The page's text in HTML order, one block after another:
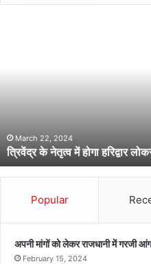
गा
ह
रि
लो
March 22, 2024
त्रिवेंद्र के नेतृत्व में होगा हरिद्वार
Popular
अपनी मांगों को लेकर राजधानी में गरजी
February 15, 2024